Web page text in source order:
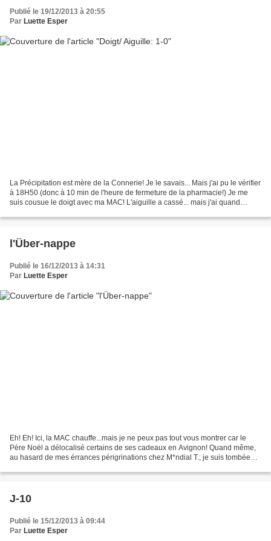
Publié le 19/12/2013 à 20:55
Par Luette Esper
La Précipitation est mère de la Connerie! Je le savais... Mais j'ai pu le vérifier
à 18H50 (donc à 10 min de l'heure de fermeture de la pharmacie!) Je me
suis cousue le doigt avec ma MAC! L'aiguille a cassé... mais j'ai quand
l'Über-nappe
Publié le 16/12/2013 à 14:31
Par Luette Esper
Eh! Eh! Ici, la MAC chauffe...mais je ne peux pas tout vous montrer car le
Père Noël a délocalisé certains de ses cadeaux en Avignon! Quand même,
au hasard de mes érrances périgrinations chez M*ndial T.; je suis tombée
J-10
Publié le 15/12/2013 à 09:44
Par Luette Esper